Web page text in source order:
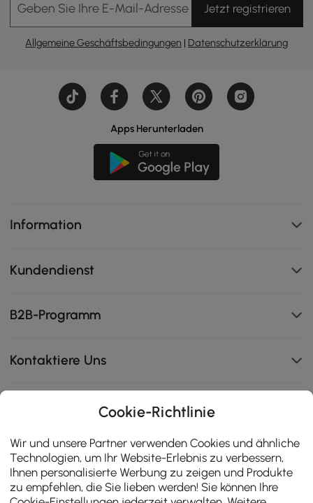
Geben Sie Ihre E-Mail-Adresse EinJetzt registrieren
Allgemeine Geschäftsbedingungen | Datenschutzerklärung
Apps Herunterladen
Information
Kundendienst
B2B-Programm
Kontaktiere Uns
4.8
star
rating
ZERTIFIZIERTE BEWERTUNGEN
Cookie-Richtlinie
Wir und unsere Partner verwenden Cookies und ähnliche
Technologien, um Ihr Website-Erlebnis zu verbessern,
Ihnen personalisierte Werbung zu zeigen und Produkte
zu empfehlen, die Sie lieben werden! Sie können Ihre